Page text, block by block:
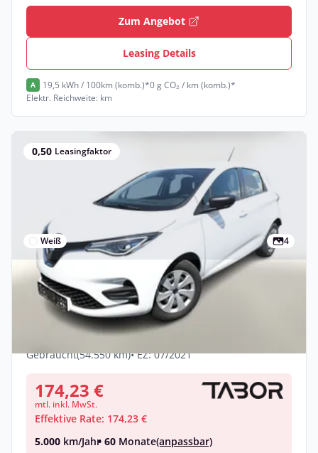
Zum Angebot
Leasing Details
A 19,5 kWh / 100km (komb.)*0 g CO₂ / km (komb.)*
Elektr. Reichweite: km
0,50 Leasingfaktor
Weiß 4
Privat & Gewerbe
Renault Zoe ZE50 R110 Life Kauf-Batterie
LED CCS Schuko Leasing privat
Gebraucht(54.550 km)• EZ: 07/2021
174,23 €
mtl. inkl. MwSt.
Effektive Rate: 174,23 €
5.000 km/Jahr• 60 Monate(anpassbar)